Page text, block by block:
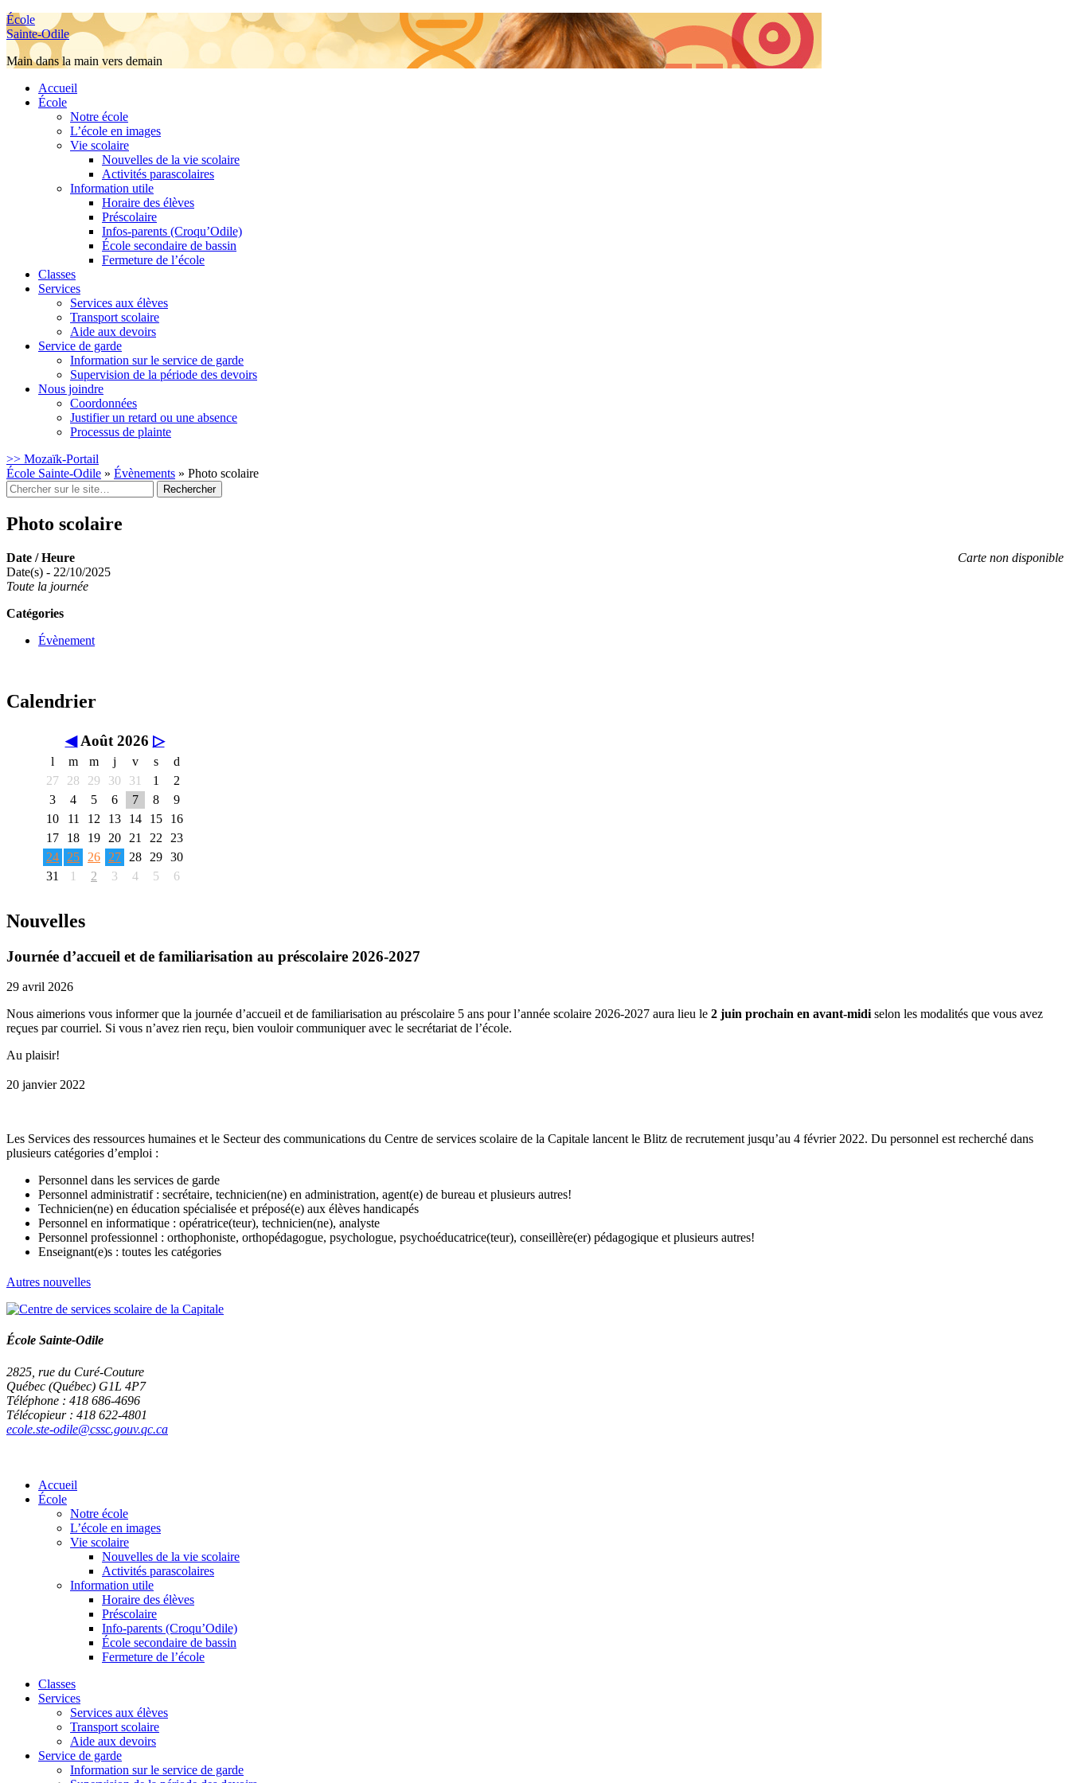
École
Sainte-Odile
Main dans la main vers demain
Accueil
École
Notre école
L’école en images
Vie scolaire
Nouvelles de la vie scolaire
Activités parascolaires
Information utile
Horaire des élèves
Préscolaire
Infos-parents (Croqu’Odile)
École secondaire de bassin
Fermeture de l’école
Classes
Services
Services aux élèves
Transport scolaire
Aide aux devoirs
Service de garde
Information sur le service de garde
Supervision de la période des devoirs
Nous joindre
Coordonnées
Justifier un retard ou une absence
Processus de plainte
>> Mozaïk-Portail
École Sainte-Odile » Évènements » Photo scolaire
Rechercher
:
Photo scolaire
Carte non disponible
Date / Heure
Date(s) - 22/10/2025
Toute la journée
Catégories
Évènement
Calendrier
◀ Août 2026 ▷
l m m j v s
d
27
28 29 30 31 1
2
3
4 5 6 7 8
9
10
11 12 13 14 15
16
17
18 19 20 21 22
23
24
25 26 27 28 29 30
31
1 2 3 4 5 6
Nouvelles
Journée d’accueil et de familiarisation au préscolaire 2026-2027
29 avril 2026
Nous aimerions vous informer que la journée d’accueil et de familiarisation au préscolaire 5 ans pour l’année scolaire 2026-2027 aura lieu le 2 juin prochain en avant-midi selon les modalités que vous avez
reçues par courriel. Si vous n’avez rien reçu, bien vouloir communiquer avec le secrétariat de l’école.
Au plaisir!
20 janvier 2022
Les Services des ressources humaines et le Secteur des communications du Centre de services scolaire de la Capitale lancent le Blitz de recrutement jusqu’au 4 février 2022. Du personnel est recherché dans
plusieurs catégories d’emploi :
Personnel dans les services de garde
Personnel administratif : secrétaire, technicien(ne) en administration, agent(e) de bureau et plusieurs autres!
Technicien(ne) en éducation spécialisée et préposé(e) aux élèves handicapés
Personnel en informatique : opératrice(teur), technicien(ne), analyste
Personnel professionnel : orthophoniste, orthopédagogue, psychologue, psychoéducatrice(teur), conseillère(er) pédagogique et plusieurs autres!
Enseignant(e)s : toutes les catégories
Autres nouvelles
École Sainte-Odile
2825, rue du Curé-Couture
Québec (Québec) G1L 4P7
Téléphone : 418 686-4696
Télécopieur : 418 622-4801
ecole.ste-odile@cssc.gouv.qc.ca
Accueil
École
Notre école
L’école en images
Vie scolaire
Nouvelles de la vie scolaire
Activités parascolaires
Information utile
Horaire des élèves
Préscolaire
Info-parents (Croqu’Odile)
École secondaire de bassin
Fermeture de l’école
Classes
Services
Services aux élèves
Transport scolaire
Aide aux devoirs
Service de garde
Information sur le service de garde